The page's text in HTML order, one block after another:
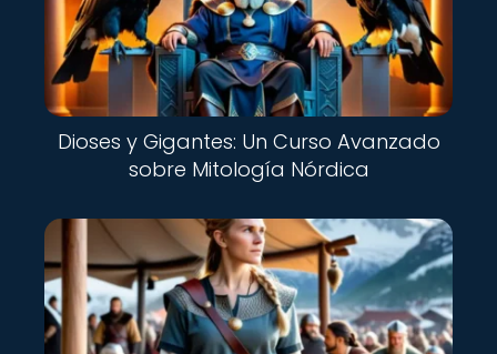
Dioses y Gigantes: Un Curso Avanzado
sobre Mitología Nórdica